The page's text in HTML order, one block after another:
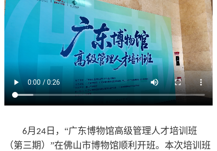
6月 24日，“广东博物馆高级管理人才培训班
（第三期）”在佛山市博物馆顺利开班。本次培训班